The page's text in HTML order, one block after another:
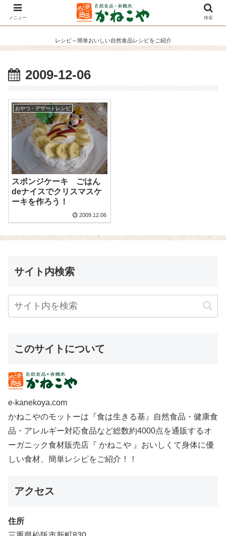
レシピ～簡単おいしい自然食品レシピをご紹介
2009-12-06
おやつ・デザートレシピ
スポンジケーキ ごはん
deナイスでクリスマスケ
ーキを作ろう！
2009.12.06
サイト内検索
このサイトについて
e-kanekoya.com
かねこやのモットーは『食は生きる基』自然食品・健康食
品・アレルギー対応食品など総数約4000点を通販するオ
ーガニック食材販売店『 かねこや 』おいしくて身体に優
しい食材、簡単レシピをご紹介！！
アクセス
住所
メニュー 検索